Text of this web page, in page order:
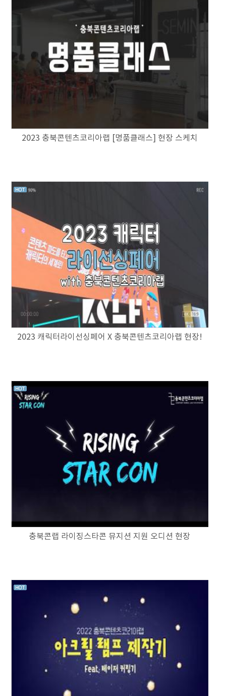
2023 충북콘텐츠코리아랩 [명품클래스] 현장 스케치
2023 캐릭터라이선싱페어 X 충북콘텐츠코리아랩 현장!
충북콘랩 라이징스타콘 뮤지션 지원 오디션 현장